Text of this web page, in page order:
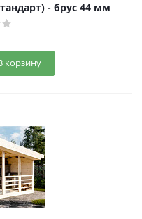
- брус 44 мм
корзину